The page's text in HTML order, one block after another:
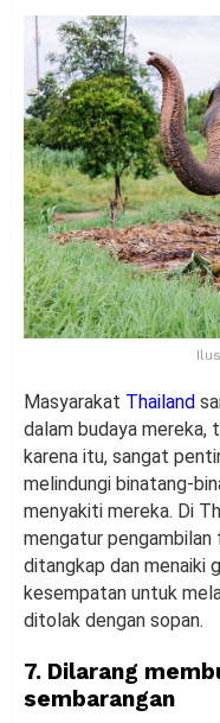
Masyarakat Thailand
dalam budaya mereka,
karena itu, sangat
melindungi binatang-
menyakiti mereka. Di
mengatur
ditangkap dan menaiki
kesempatan untuk
ditolak dengan sopan.
7. Dilarang
sembarangan